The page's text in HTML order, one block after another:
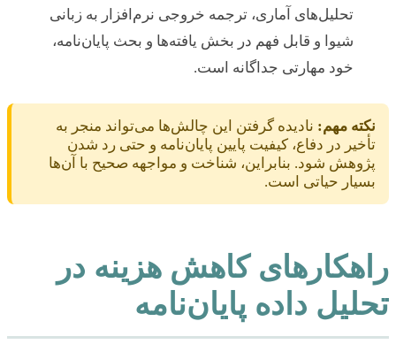
تحلیل‌های آماری، ترجمه خروجی نرم‌افزار به زبانی
شیوا و قابل فهم در بخش یافته‌ها و بحث پایان‌نامه،
خود مهارتی جداگانه است.
نکته مهم: نادیده گرفتن این چالش‌ها می‌تواند منجر به
تأخیر در دفاع، کیفیت پایین پایان‌نامه و حتی رد شدن
پژوهش شود. بنابراین، شناخت و مواجهه صحیح با آن‌ها
بسیار حیاتی است.
راهکارهای کاهش هزینه در
تحلیل داده پایان‌نامه